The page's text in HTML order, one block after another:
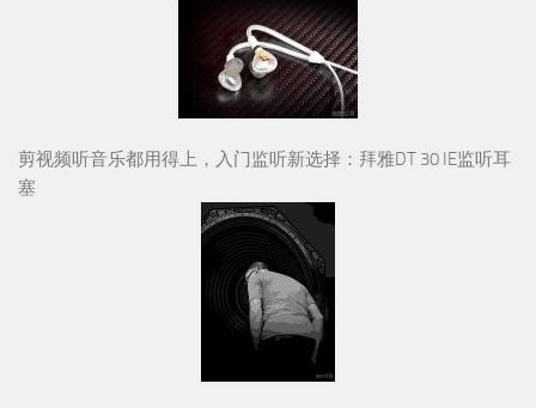
剪视频听音乐都用得上，入门监听新选择：拜雅DT 30 IE监听耳
塞